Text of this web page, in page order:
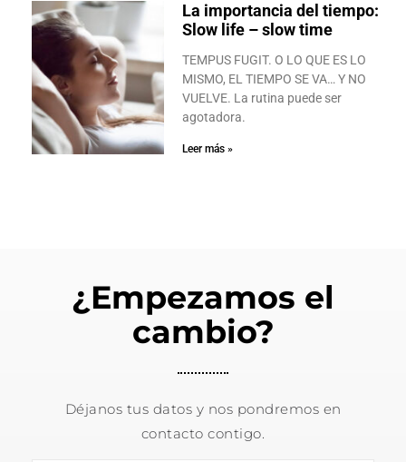
La importancia del tiempo:
Slow life – slow time
TEMPUS FUGIT. O LO QUE ES LO
MISMO, EL TIEMPO SE VA… Y NO
VUELVE. La rutina puede ser
agotadora.
Leer más »
¿Empezamos el
cambio?
Déjanos tus datos y nos pondremos en
contacto contigo.